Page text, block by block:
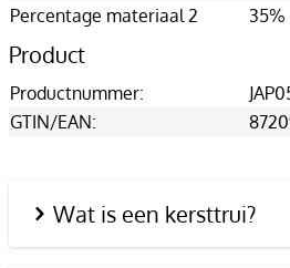
Percentage materiaal 2
35%
Product
Productnummer:
GTIN/EAN:
Wat is een kersttrui?